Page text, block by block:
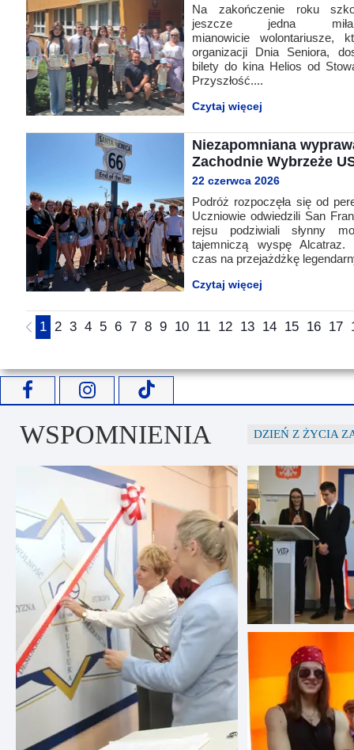
Na zakończenie roku
jeszcze jedna miła
mianowicie wolontariusze,
organizacji Dnia Seniora,
bilety do kina Helios od
Przyszłość....
Czytaj więcej
Niezapomniana
Zachodnie Wybrzeże
22 czerwca 2026
Podróż rozpoczęła się od
Uczniowie odwiedzili San
rejsu podziwiali słynny
tajemniczą wyspę Alcatraz.
czas na przejażdżkę
Czytaj więcej
1 2 3 4 5 6 7 8 9 10 11 12 13 14 15 16 17
WSPOMNIENIA DZIEŃ Z ŻYCIA